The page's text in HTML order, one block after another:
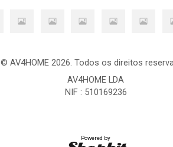
© AV4HOME 2026. Todos os direitos
AV4HOME LDA
NIF : 510169236
Powered by